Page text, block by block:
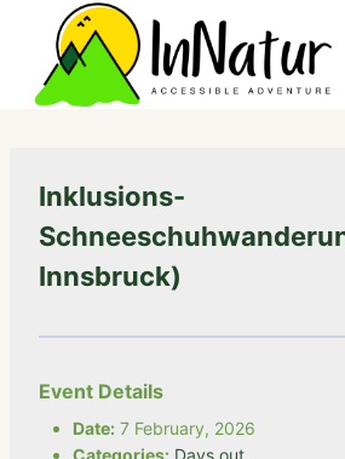
content
Inklusions-
Innsbruck)
Event Details
Date: 7 February, 2026
Categories: Days out